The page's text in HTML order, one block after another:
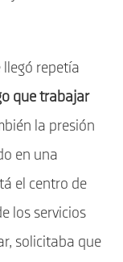
llegó repetía
que trabajar
la presión
en una
el centro de
los servicios
solicitaba que